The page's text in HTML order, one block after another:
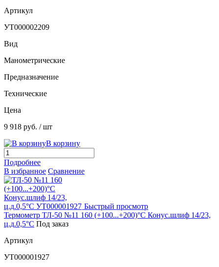
Артикул
УТ000002209
Вид
Манометрические
Предназначение
Технические
Цена
9 918 руб. / шт
В корзину
Подробнее
В избранное Сравнение
Быстрый просмотр
Термометр ТЛ-50 №11 160 (+100...+200)°С Конус.шлиф 14/23,
ц.д.0,5°С Под заказ
Артикул
УТ000001927